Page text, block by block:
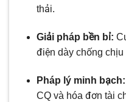
thải.
Giải pháp bền bỉ:
điện dày chống
Pháp lý minh bạch:
CQ và hóa đơn tài